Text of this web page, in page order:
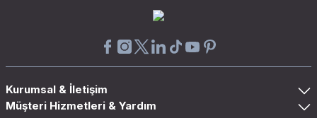
Kurumsal & İletişim
Müşteri Hizmetleri & Yardım